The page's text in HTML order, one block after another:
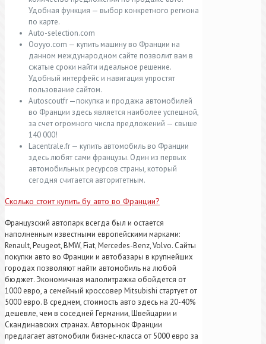
Удобная функция — выбор конкретного региона
по карте.
Auto-selection.com
Ooyyo.com — купить машину во Франции на
данном международном сайте позволит вам в
сжатые сроки найти идеальное решение.
Удобный интерфейс и навигация упростят
пользование сайтом.
Autoscoutfr —покупка и продажа автомобилей
во Франции здесь является наиболее успешной,
за счет огромного числа предложений — свыше
140 000!
Lacentrale.fr — купить автомобиль во Франции
здесь любят сами французы. Один из первых
автомобильных ресурсов страны, который
сегодня считается авторитетным.
Сколько стоит купить бу авто во Франции?
Французский автопарк всегда был и остается
наполненным известными европейскими марками:
Renault, Peugeot, BMW, Fiat, Mercedes-Benz, Volvo. Сайты
покупки авто во Франции и автобазары в крупнейших
городах позволяют найти автомобиль на любой
бюджет. Экономичная малолитражка обойдется от
1000 евро, а семейный кроссовер Mitsubishi стартует от
5000 евро. В среднем, стоимость авто здесь на 20-40%
дешевле, чем в соседней Германии, Швейцарии и
Скандинавских странах. Авторынок Франции
предлагает автомобили бизнес-класса от 5000 евро за